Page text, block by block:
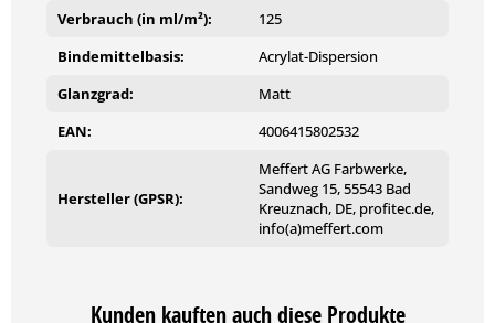
Verbrauch (in ml/m²):
125
Bindemittelbasis:
Acrylat-Dispersion
Glanzgrad:
Matt
EAN:
4006415802532
Hersteller (GPSR):
Meffert AG Farbwerke,
Sandweg 15, 55543 Bad
Kreuznach, DE, profitec.de,
info(a)meffert.com
Kunden kauften auch diese Produkte